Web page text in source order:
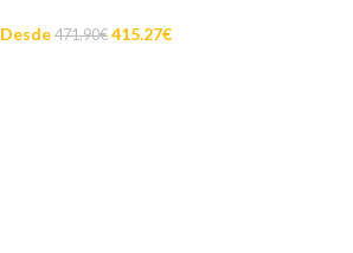
Desde 471.90€ 415.27€